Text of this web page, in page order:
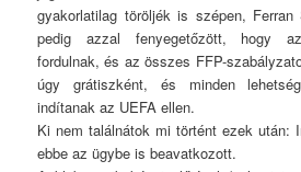
gyakorlatilag töröljék is szépen,
pedig azzal fenyegetőzött, hogy
fordulnak, és az összes FFP-
úgy grátiszként, és minden
indítanak az UEFA ellen.
Ki nem találnátok mi történt ezek után:
ebbe az ügybe is beavatkozott.